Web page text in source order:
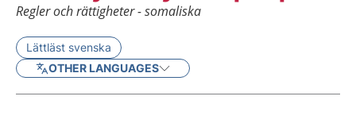
Regler och rättigheter - somaliska
Lättläst svenska
OTHER LANGUAGES